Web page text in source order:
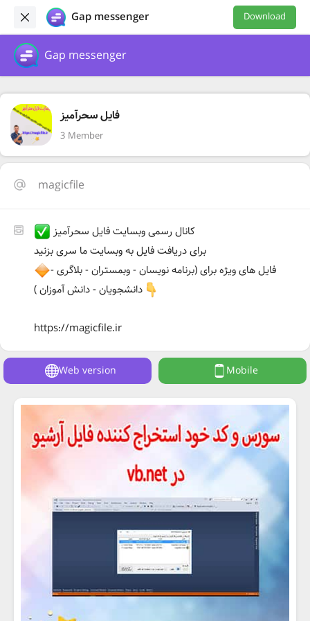
Gap messenger Download
Gap messenger
فایل سحرآمیز
3 Member
magicfile
کانال رسمی وبسایت فایل سحرآمیز
برای دریافت فایل به وبسایت ما سری بزنید
فایل های ویژه برای (برنامه نویسان - وبمستران - بلاگری -
دانشجویان - دانش آموزان )
https://magicfile.ir
Web version Mobile